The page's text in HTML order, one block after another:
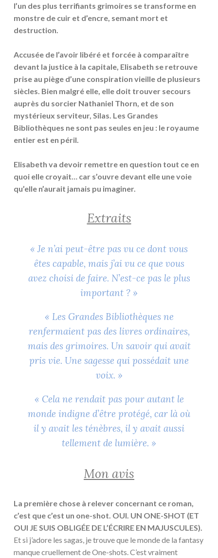
l’un des plus terrifiants grimoires se transforme en
monstre de cuir et d’encre, semant mort et
destruction.
Accusée de l’avoir libéré et forcée à comparaître
devant la justice à la capitale, Elisabeth se retrouve
prise au piège d’une conspiration vieille de plusieurs
siècles. Bien malgré elle, elle doit trouver secours
auprès du sorcier Nathaniel Thorn, et de son
mystérieux serviteur, Silas. Les Grandes
Bibliothèques ne sont pas seules en jeu : le royaume
entier est en péril.
Elisabeth va devoir remettre en question tout ce en
quoi elle croyait… car s’ouvre devant elle une voie
qu’elle n’aurait jamais pu imaginer.
Extraits
« Je n’ai peut-être pas vu ce dont vous
êtes capable, mais j’ai vu ce que vous
avez choisi de faire. N’est-ce pas le plus
important ? »
« Les Grandes Bibliothèques ne
renfermaient pas des livres ordinaires,
mais des grimoires. Un savoir qui avait
pris vie. Une sagesse qui possédait une
voix. »
« Cela ne rendait pas pour autant le
monde indigne d’être protégé, car là où
il y avait les ténèbres, il y avait aussi
tellement de lumière. »
Mon avis
La première chose à relever concernant ce roman,
c’est que c’est un one-shot. OUI. UN ONE-SHOT (ET
OUI JE SUIS OBLIGÉE DE L’ÉCRIRE EN MAJUSCULES).
Et si j’adore les sagas, je trouve que le monde de la fantasy
manque cruellement de One-shots. C’est vraiment